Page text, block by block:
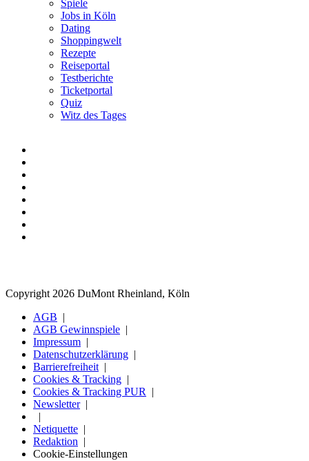
Spiele
Jobs in Köln
Dating
Shoppingwelt
Rezepte
Reiseportal
Testberichte
Ticketportal
Quiz
Witz des Tages
Copyright 2026 DuMont Rheinland, Köln
AGB
AGB Gewinnspiele
Impressum
Datenschutzerklärung
Barrierefreiheit
Cookies & Tracking
Cookies & Tracking PUR
Newsletter
Netiquette
Redaktion
Cookie-Einstellungen